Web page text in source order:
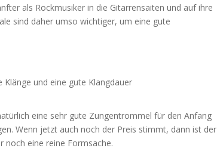
als Rockmusiker in die Gitarrensaiten und auf ihre
sind daher umso wichtiger, um eine gute
und eine gute Klangdauer
eine sehr gute Zungentrommel für den Anfang
Wenn jetzt auch noch der Preis stimmt, dann ist der
noch eine reine Formsache.